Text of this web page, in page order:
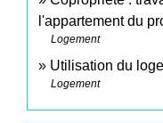
l'appartement du
Logement
Utilisation du
Logement